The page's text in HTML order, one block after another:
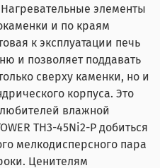
элементы
и по краям
к эксплуатации печь
и позволяет поддавать
сверху каменки, но и
корпуса. Это
влажной
TH3-45Ni2-P добиться
мелкодисперсного пара
Ценителям